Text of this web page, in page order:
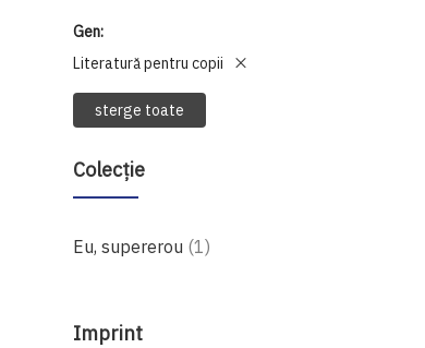
Gen
Literatură pentru copii
sterge toate
Colecție
Eu, supererou 1produs
Imprint